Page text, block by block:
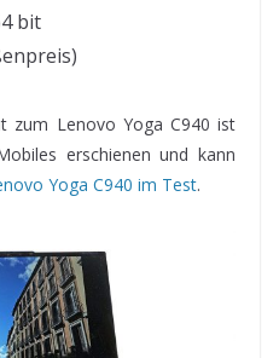
bit
zum Lenovo Yoga C940 ist
erschienen und kann
Yoga C940 im Test.